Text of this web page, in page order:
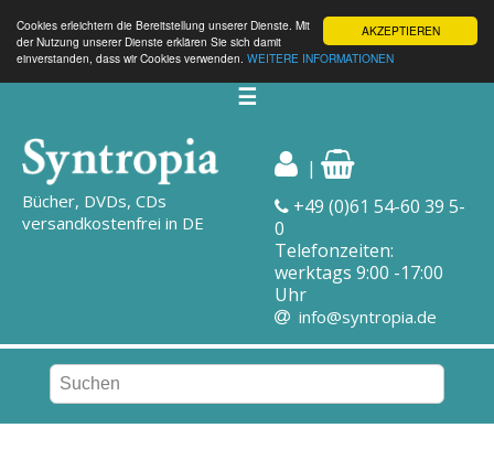
AKZEPTIEREN
Cookies erleichtern die Bereitstellung unserer Dienste. Mit
der Nutzung unserer Dienste erklären Sie sich damit
einverstanden, dass wir Cookies verwenden. WEITERE INFORMATIONEN
☰
Bücher, DVDs, CDs
versandkostenfrei in DE
|
+49 (0)61 54-60 39 5-
0
Telefonzeiten:
werktags 9:00 -17:00
Uhr
info@syntropia.de